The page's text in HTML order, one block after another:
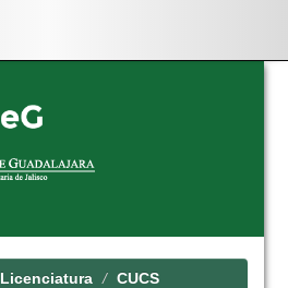
Licenciatura CUCS